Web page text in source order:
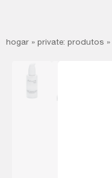
hogar » private: produtos »